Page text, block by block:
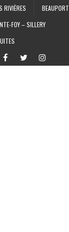
RIVIÈRES
BEAUPORT
FOY – SILLERY